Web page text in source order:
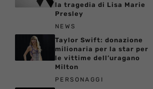
la tragedia di Lisa Marie
Presley
NEWS
Taylor Swift: donazione
milionaria per la star per
le vittime dell’uragano
Milton
PERSONAGGI